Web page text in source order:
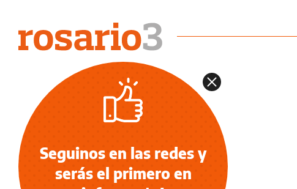
NOTICIAS
Seguinos en las redes y
serás el primero en